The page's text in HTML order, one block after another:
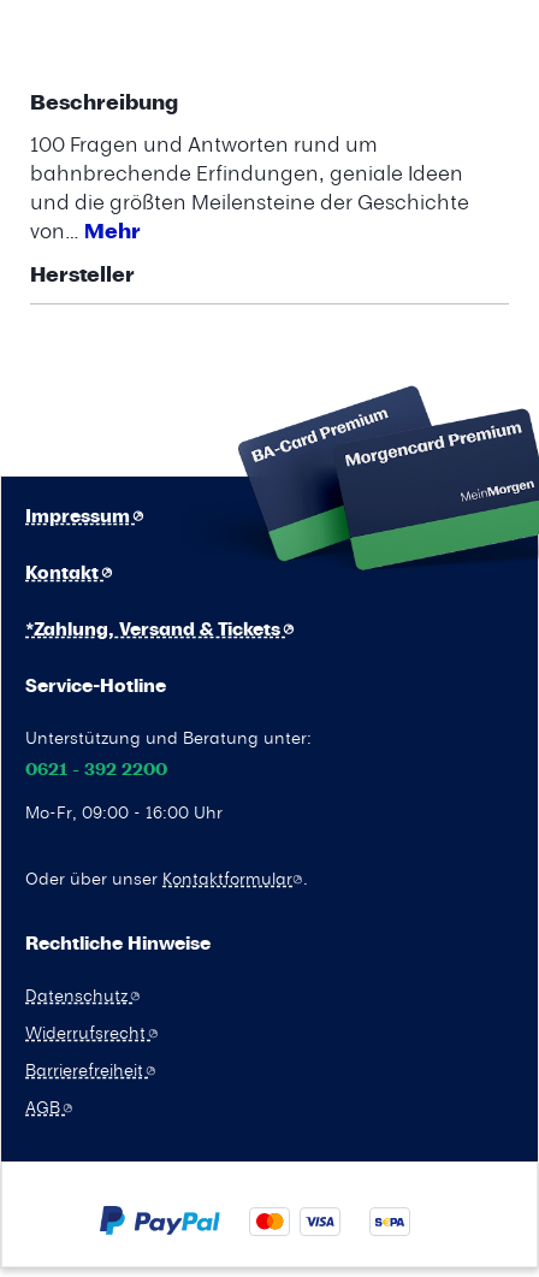
Beschreibung
100 Fragen und Antworten rund um
bahnbrechende Erfindungen, geniale Ideen
und die größten Meilensteine der Geschichte
von… Mehr
Hersteller
Service-Hotline
Unterstützung und Beratung unter:
0621 - 392 2200
Mo-Fr, 09:00 - 16:00 Uhr
Oder über unser Kontaktformular .
Kontakt
Impressum
*Zahlung, Versand & Tickets
Rechtliche Hinweise
Datenschutz
Widerrufsrecht
Barrierefreiheit
AGB